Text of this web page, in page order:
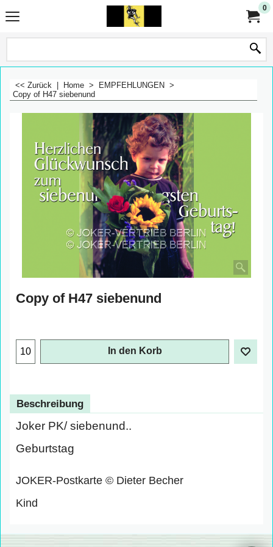
0
<< Zurück Home > EMPFEHLUNGEN >
Copy of H47 siebenund
Copy of H47 siebenund
In den Korb
Beschreibung
Joker PK/ siebenund..
Geburtstag
JOKER-Postkarte © Dieter Becher
Kind